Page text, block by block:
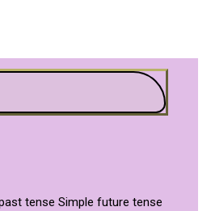
tense Simple future tense